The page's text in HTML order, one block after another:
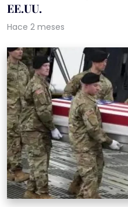
EE.UU.
Hace 2 meses